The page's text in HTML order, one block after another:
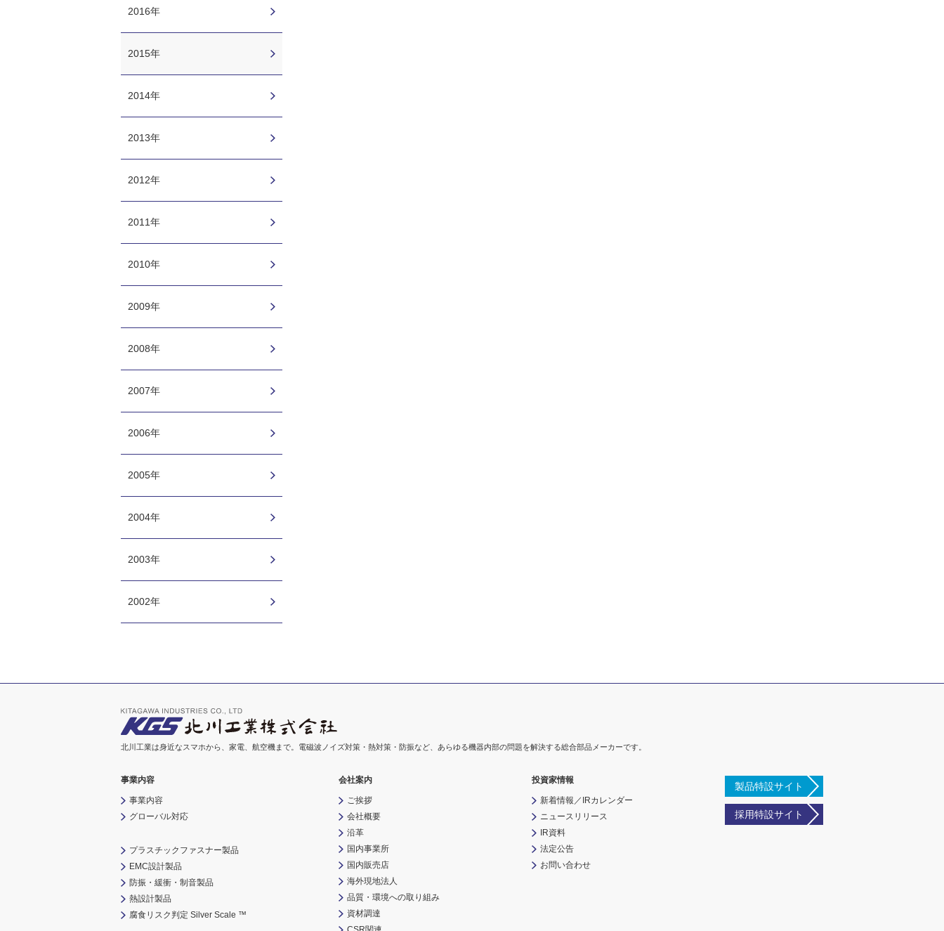
2016年
2015年
2014年
2013年
2012年
2011年
2010年
2009年
2008年
2007年
2006年
2005年
2004年
2003年
2002年
北川工業は身近なスマホから、家電、航空機まで。電磁波ノイズ対策・熱対策・防振など、あらゆる機器内部の問題を解決する総合部品メーカーです。
事業内容
事業内容
グローバル対応
プラスチックファスナー製品
EMC設計製品
防振・緩衝・制音製品
熱設計製品
腐食リスク判定 Silver Scale ™
会社案内
ご挨拶
会社概要
沿革
国内事業所
国内販売店
海外現地法人
品質・環境への取り組み
資材調達
投資家情報
新着情報／IRカレンダー
ニュースリリース
IR資料
法定公告
お問い合わせ
製品特設サイト
採用特設サイト